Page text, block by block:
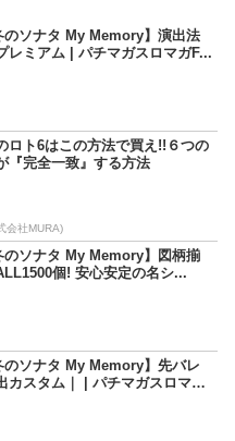
のソナタ My Memory】演出法
レミアム | パチマガスロマガF...
ロト6はこの方法で買え!!６つの
『完全一致』する方法
会社MURA)
のソナタ My Memory】図柄揃
個! 安心安定の名シ...
のソナタ My Memory】先バレ
カスタム｜ | パチマガスロマ